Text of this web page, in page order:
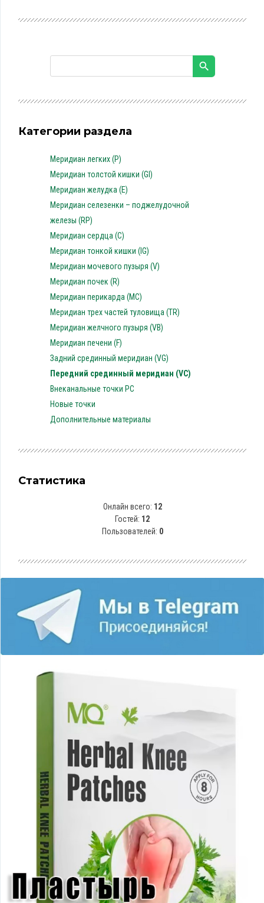
Категории раздела
Меридиан легких (P)
Меридиан толстой кишки (GI)
Меридиан желудка (E)
Меридиан селезенки – поджелудочной
железы (RP)
Меридиан сердца (C)
Меридиан тонкой кишки (IG)
Меридиан мочевого пузыря (V)
Меридиан почек (R)
Меридиан перикарда (MC)
Меридиан трех частей туловища (TR)
Меридиан желчного пузыря (VB)
Меридиан печени (F)
Задний срединный меридиан (VG)
Передний срединный меридиан (VC)
Внеканальные точки PC
Новые точки
Дополнительные материалы
Статистика
Онлайн всего: 12
Гостей: 12
Пользователей: 0